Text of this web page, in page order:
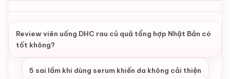
Review viên uống DHC rau củ quả tổng hợp Nhật Bản có
tốt không?
5 sai lầm khi dùng serum khiến da không cải thiện